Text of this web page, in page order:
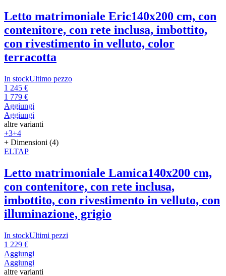
Letto matrimoniale Eric140x200 cm, con
contenitore, con rete inclusa, imbottito,
con rivestimento in velluto, color
terracotta
In stockUltimo pezzo
1 245 €
1 779 €
Aggiungi
Aggiungi
altre varianti
+3+4
+ Dimensioni (4)
ELTAP
Letto matrimoniale Lamica140x200 cm,
con contenitore, con rete inclusa,
imbottito, con rivestimento in velluto, con
illuminazione, grigio
In stockUltimi pezzi
1 229 €
Aggiungi
Aggiungi
altre varianti